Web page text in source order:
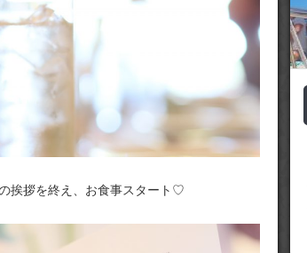
挨拶を終え、お食事スタート♡